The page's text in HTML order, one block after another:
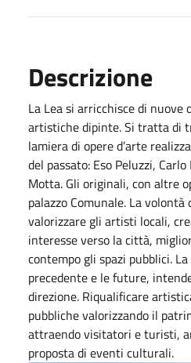
Descrizione
La Lea si arricchisce di nuove
artistiche dipinte. Si tratta di
lamiera di opere d’arte
del passato: Eso Peluzzi,
Motta. Gli originali, con altre
palazzo Comunale. La
valorizzare gli artisti locali,
interesse verso la città,
contempo gli spazi pubblici.
precedente e le future,
direzione. Riqualificare
pubbliche valorizzando il
attraendo visitatori e turisti,
proposta di eventi culturali.